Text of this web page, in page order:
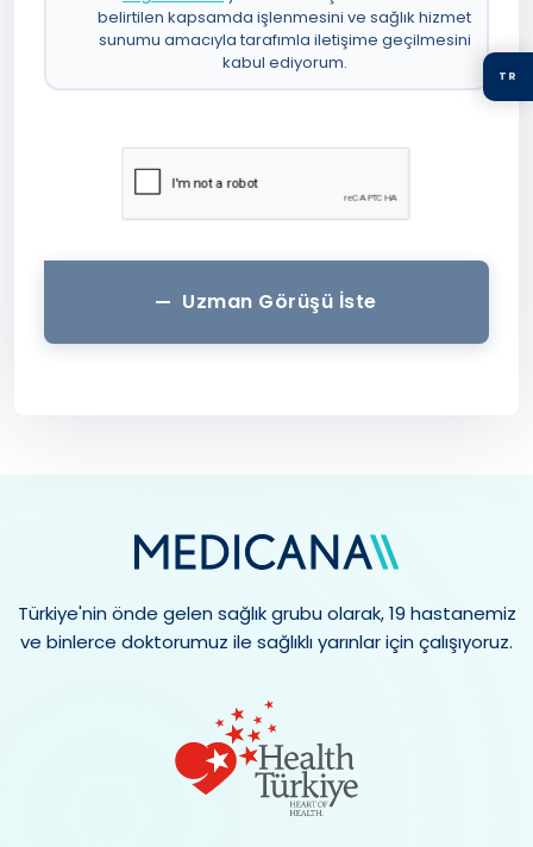
TR
belirtilen kapsamda işlenmesini ve sağlık hizmet
sunumu amacıyla tarafımla iletişime geçilmesini
kabul ediyorum.
Uzman Görüşü İste
Türkiye'nin önde gelen sağlık grubu olarak, 19 hastanemiz
ve binlerce doktorumuz ile sağlıklı yarınlar için çalışıyoruz.